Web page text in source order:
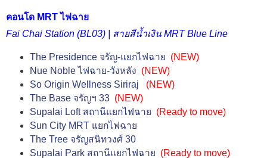
คอนโด MRT ไฟฉาย
Fai Chai Station (BL03) | สายสีน้ำเงิน MRT Blue Line
The Presidence จรัญ-แยกไฟฉาย (NEW)
Nue Noble ไฟฉาย-วังหลัง (NEW)
So Origin Wellness Siriraj
(NEW)
The Base จรัญฯ 33 (NEW)
Supalai Loft สถานีแยกไฟฉาย (Ready to move)
Sun City MRT แยกไฟฉาย
The Tree จรัญสนิทวงศ์ 30
Supalai Park สถานีแยกไฟฉาย (Ready to move)